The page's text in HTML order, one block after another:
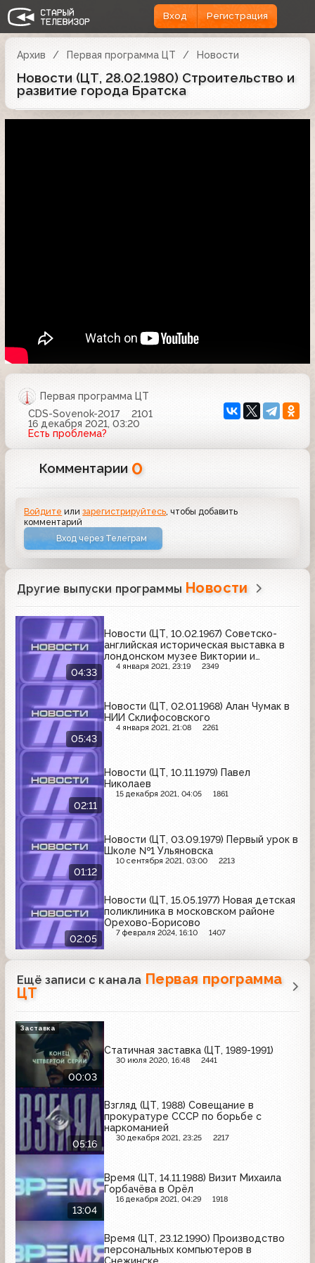
Вход Регистрация
Архив Первая программа ЦТ Новости
Новости (ЦТ, 28.02.1980) Строительство и
развитие города Братска
Первая программа ЦТ
CDS-Sovenok-2017
2101
16 декабря 2021, 03:20
Есть проблема?
Комментарии 0
Войдите илизарегистрируйтесь , чтобы добавить
комментарий
Вход через Телеграм
Другие выпуски программы Новости
04:33
Новости (ЦТ, 10.02.1967) Советско-
английская историческая выставка в
лондонском музее Виктории и
Альберта
4 января 2021, 23:19 2349
05:43
Новости (ЦТ, 02.01.1968) Алан Чумак в
НИИ Склифосовского
4 января 2021, 21:08 2261
02:11
Новости (ЦТ, 10.11.1979) Павел
Николаев
15 декабря 2021, 04:05 1861
01:12
Новости (ЦТ, 03.09.1979) Первый урок в
Школе №1 Ульяновска
10 сентября 2021, 03:00 2213
02:05
Новости (ЦТ, 15.05.1977) Новая детская
поликлиника в московском районе
Орехово-Борисово
7 февраля 2024, 16:10 1407
Ещё записи с канала Первая программа
ЦТ
00:03
Статичная заставка (ЦТ, 1989-1991)
30 июля 2020, 16:48 2441
Заставка
05:16
Взгляд (ЦТ, 1988) Совещание в
прокуратуре СССР по борьбе с
наркоманией
30 декабря 2021, 23:25 2217
13:04
Время (ЦТ, 14.11.1988) Визит Михаила
Горбачёва в Орёл
16 декабря 2021, 04:29 1918
Время (ЦТ, 23.12.1990) Производство
персональных компьютеров в